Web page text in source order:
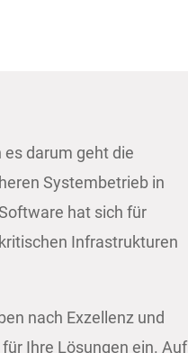
es darum geht die
Systembetrieb in
hat sich für
Infrastrukturen
nach Exzellenz und
Ihre Lösungen ein. Auf